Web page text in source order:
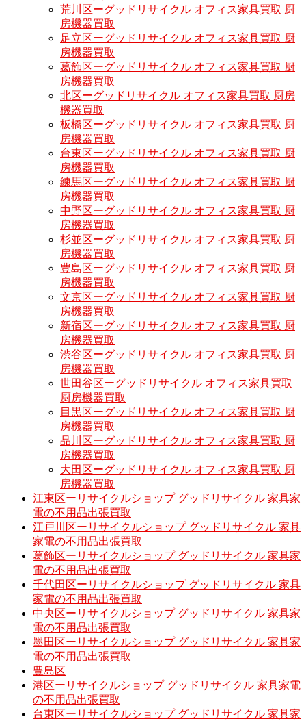
荒川区ーグッドリサイクル オフィス家具買取 厨
房機器買取
足立区ーグッドリサイクル オフィス家具買取 厨
房機器買取
葛飾区ーグッドリサイクル オフィス家具買取 厨
房機器買取
北区ーグッドリサイクル オフィス家具買取 厨房
機器買取
板橋区ーグッドリサイクル オフィス家具買取 厨
房機器買取
台東区ーグッドリサイクル オフィス家具買取 厨
房機器買取
練馬区ーグッドリサイクル オフィス家具買取 厨
房機器買取
中野区ーグッドリサイクル オフィス家具買取 厨
房機器買取
杉並区ーグッドリサイクル オフィス家具買取 厨
房機器買取
豊島区ーグッドリサイクル オフィス家具買取 厨
房機器買取
文京区ーグッドリサイクル オフィス家具買取 厨
房機器買取
新宿区ーグッドリサイクル オフィス家具買取 厨
房機器買取
渋谷区ーグッドリサイクル オフィス家具買取 厨
房機器買取
世田谷区ーグッドリサイクル オフィス家具買取
厨房機器買取
目黒区ーグッドリサイクル オフィス家具買取 厨
房機器買取
品川区ーグッドリサイクル オフィス家具買取 厨
房機器買取
大田区ーグッドリサイクル オフィス家具買取 厨
房機器買取
江東区ーリサイクルショップ グッドリサイクル 家具家
電の不用品出張買取
江戸川区ーリサイクルショップ グッドリサイクル 家具
家電の不用品出張買取
葛飾区ーリサイクルショップ グッドリサイクル 家具家
電の不用品出張買取
千代田区ーリサイクルショップ グッドリサイクル 家具
家電の不用品出張買取
中央区ーリサイクルショップ グッドリサイクル 家具家
電の不用品出張買取
墨田区ーリサイクルショップ グッドリサイクル 家具家
電の不用品出張買取
豊島区
港区ーリサイクルショップ グッドリサイクル 家具家電
の不用品出張買取
台東区ーリサイクルショップ グッドリサイクル 家具家